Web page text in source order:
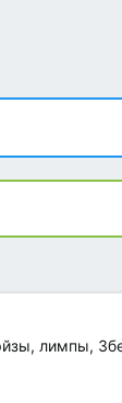
лимпы,